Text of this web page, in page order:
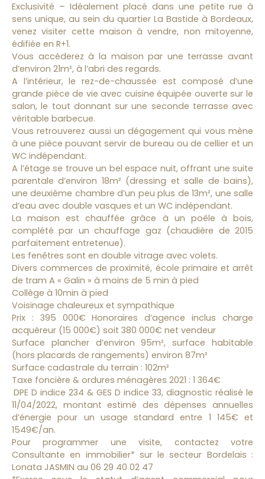
Exclusivité – Idéalement placé dans une petite rue à
sens unique, au sein du quartier La Bastide à Bordeaux,
venez visiter cette maison à vendre, non mitoyenne,
édifiée en R+1.
Vous accéderez à la maison par une terrasse avant
d’environ 21m², à l’abri des regards.
A l’intérieur, le rez-de-chaussée est composé d’une
grande pièce de vie avec cuisine équipée ouverte sur le
salon, le tout donnant sur une seconde terrasse avec
véritable barbecue.
Vous retrouverez aussi un dégagement qui vous mène
à une pièce pouvant servir de bureau ou de cellier et un
WC indépendant.
A l’étage se trouve un bel espace nuit, offrant une suite
parentale d’environ 18m² (dressing et salle de bains),
une deuxième chambre d’un peu plus de 13m², une salle
d’eau avec double vasques et un WC indépendant.
La maison est chauffée grâce à un poêle à bois,
complété par un chauffage gaz (chaudière de 2015
parfaitement entretenue).
Les fenêtres sont en double vitrage avec volets.
Divers commerces de proximité, école primaire et arrêt
de tram A « Galin » à moins de 5 min à pied
Collège à 10min à pied
Voisinage chaleureux et sympathique
Prix : 395 000€ Honoraires d’agence inclus charge
acquéreur (15 000€) soit 380 000€ net vendeur
Surface plancher d’environ 95m², surface habitable
(hors placards de rangements) environ 87m²
Surface cadastrale du terrain : 102m²
Taxe foncière & ordures ménagères 2021 : 1 364€
DPE D indice 234 & GES D indice 33, diagnostic réalisé le
11/04/2022, montant estimé des dépenses annuelles
d’énergie pour un usage standard entre 1 145€ et
1549€/an.
Pour programmer une visite, contactez votre
Consultante en immobilier* sur le secteur Bordelais :
Lonata JASMIN au 06 29 40 02 47